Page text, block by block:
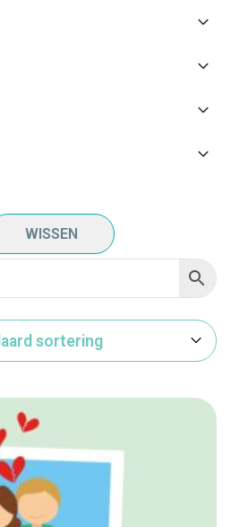
WISSEN